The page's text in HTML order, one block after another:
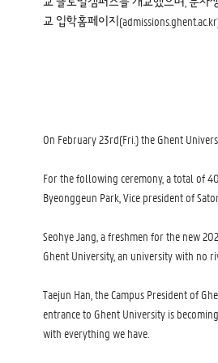
교 입학홈페이지
On February 23rd(Fri.) the Ghent
For the following ceremony, a total of
Byeonggeun Park, Vice president of
Seohye Jang, a freshmen for the new
Ghent University, an university with no
Taejun Han, the Campus President of
entrance to Ghent University is
with everything we have.